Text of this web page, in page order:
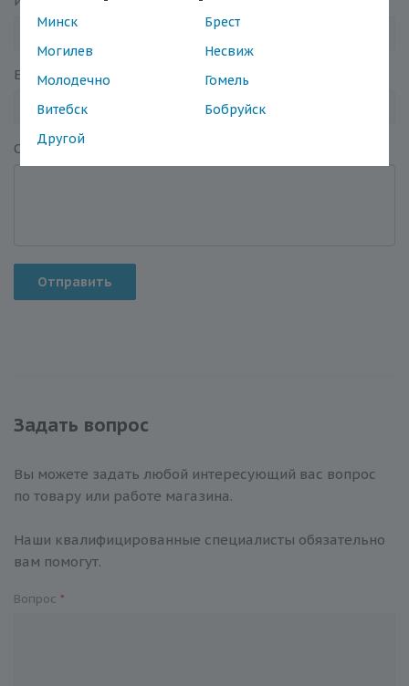
Минск
Брест
Могилев
Несвиж
Молодечно
Гомель
Витебск
Бобруйск
Другой
Email*
Отзыв*
Отправить
Задать вопрос
Вы можете задать любой интересующий вас вопрос
по товару или работе магазина.
Наши квалифицированные специалисты обязательно
вам помогут.
Вопрос *